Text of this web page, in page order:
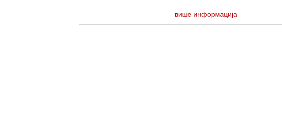
више информација